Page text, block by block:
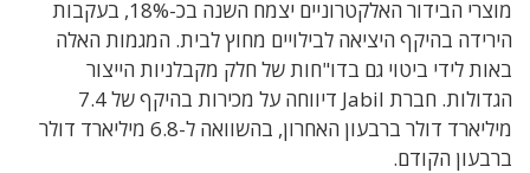
מוצרי הבידור האלקטרוניים יצמח השנה בכ-18%, בעקבות
הירידה בהיקף היציאה לבילויים מחוץ לבית. המגמות האלה
באות לידי ביטוי גם בדו"חות של חלק מקבלניות הייצור
הגדולות. חברת Jabil דיווחה על מכירות בהיקף של 7.4
מיליארד דולר ברבעון האחרון, בהשוואה ל-6.8 מיליארד דולר
ברבעון הקודם.